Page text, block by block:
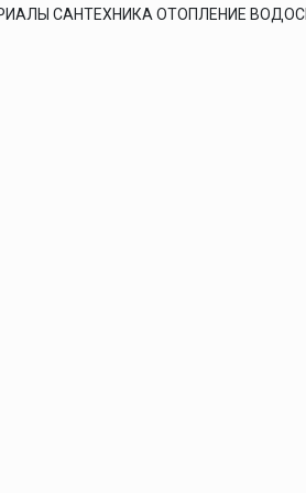
САНТЕХНИКА ОТОПЛЕНИЕ